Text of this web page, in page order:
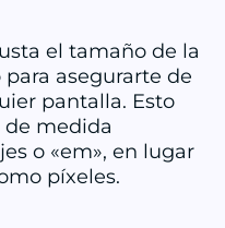
el tamaño de la
asegurarte de
pantalla. Esto
medida
o «em», en lugar
píxeles.